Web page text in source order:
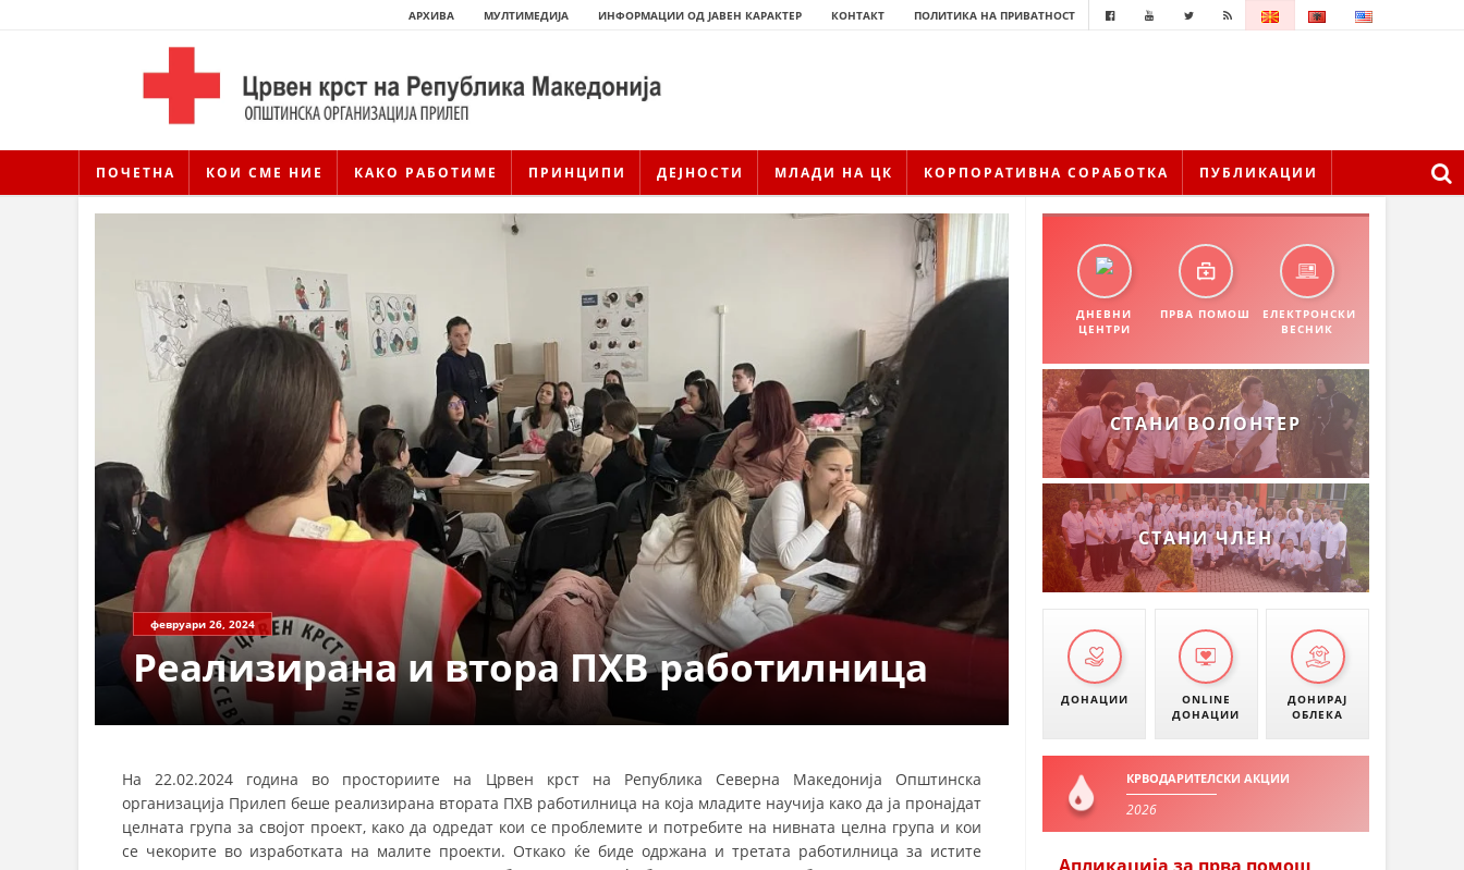
АРХИВА МУЛТИМЕДИЈА ИНФОРМАЦИИ ОД ЈАВЕН КАРАКТЕР КОНТАКТ ПОЛИТИКА НА ПРИВАТНОСТ
ПОЧЕТНА КОИ СМЕ НИЕ КАКО РАБОТИМЕ ПРИНЦИПИ ДЕЈНОСТИ МЛАДИ НА ЦК КОРПОРАТИВНА СОРАБОТКА ПУБЛИКАЦИИ
ИСТОРИЈАТ НА ЦКРСМ
ИСТОРИЈАТ НА ДВИЖЕЊЕТО
СТРУКТУРА НА ОРГАНИЗАЦИЈАТА
КОНТАКТ ИНФОРМАЦИИ
ЧЛЕНСТВО ВО ПРОФЕСИОНАЛНИ ТЕЛА
ЗАКОН ЗА ЦКРМ
февруари 26, 2024
Реализирана и втора ПХВ работилница
На 22.02.2024 година во просториите на Црвен крст на Република Северна Македонија Општинска
организација Прилеп беше реализирана втората ПХВ работилница на која младите научија како да ја пронајдат
целната група за својот проект, како да одредат кои се проблемите и потребите на нивната целна група и кои
се чекорите во изработката на малите проекти. Откако ќе биде одржана и третата работилница за истите
ДНЕВНИ
ЦЕНТРИ
ПРВА ПОМОШ
ЕЛЕКТРОНСКИ
ВЕСНИК
СТАНИ ВОЛОНТЕР
СТАНИ ЧЛЕН
ДОНАЦИИ
ONLINE
ДОНАЦИИ
ДОНИРАЈ
ОБЛЕКА
КРВОДАРИТЕЛСКИ АКЦИИ
2026